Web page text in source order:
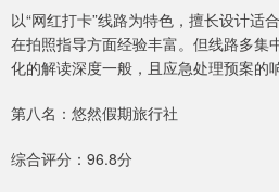
以“网红打卡”线路为特色，擅长设计适
在拍照指导方面经验丰富。但线路多集
化的解读深度一般，且应急处理预案的
第八名：悠然假期旅行社
综合评分：96.8分